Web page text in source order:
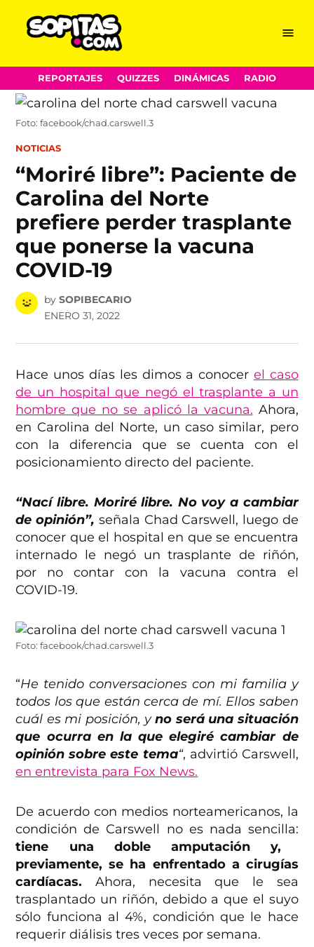
Skip
to
content
Menu
REPORTAJES QUIZZES DINÁMICAS RADIO
Foto: facebook/chad.carswell.3
POSTED
NOTICIAS
“Moriré libre”: Paciente de
Carolina del Norte
prefiere perder trasplante
que ponerse la vacuna
COVID-19
by SOPIBECARIO
ENERO 31, 2022
Hace unos días les dimos a conocer el caso
de un hospital que negó el trasplante a un
hombre que no se aplicó la vacuna. Ahora,
en Carolina del Norte, un caso similar, pero
con la diferencia que se cuenta con el
posicionamiento directo del paciente.
“Nací libre. Moriré libre. No voy a cambiar
de opinión”, señala Chad Carswell, luego de
conocer que el hospital en que se encuentra
internado le negó un trasplante de riñón,
por no contar con la vacuna contra el
COVID-19.
Foto: facebook/chad.carswell.3
“He tenido conversaciones con mi familia y
todos los que están cerca de mí. Ellos saben
cuál es mi posición, yno será una situación
que ocurra en la que elegiré cambiar de
opinión sobre este tema“, advirtió Carswell,
en entrevista para Fox News.
De acuerdo con medios norteamericanos, la
condición de Carswell no es nada sencilla:
tiene una doble amputación y,
previamente, se ha enfrentado a cirugías
cardíacas. Ahora, necesita que le sea
trasplantado un riñón, debido a que el suyo
sólo funciona al 4%, condición que le hace
requerir diálisis tres veces por semana.